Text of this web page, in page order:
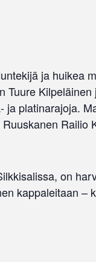
ja huikea
Tuure
ja platinarajoja.
Railio
on
kappaleitaan –